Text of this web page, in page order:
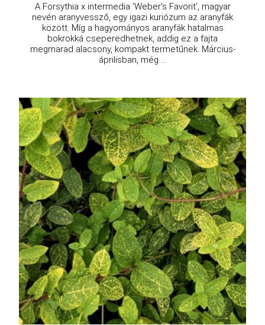
A Forsythia x intermedia 'Weber's Favorit', magyar
nevén aranyvessző, egy igazi kuriózum az aranyfák
között. Míg a hagyományos aranyfák hatalmas
bokrokká cseperedhetnek, addig ez a fajta
megmarad alacsony, kompakt termetűnek. Március-
áprilisban, még ...